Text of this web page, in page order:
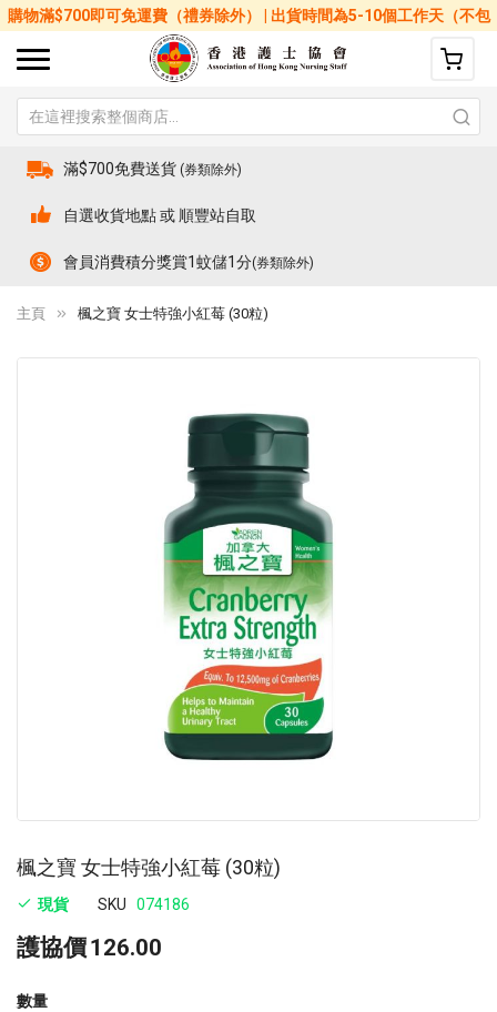
購物滿$700即可免運費（禮券除外） | 出貨時間為5-10個工作天（不包
括星期六、日及公眾假期）
滿$700免費送貨 (券類除外)
自選收貨地點 或 順豐站自取
會員消費積分獎賞1蚊儲1分(券類除外)
主頁 楓之寶 女士特強小紅莓 (30粒)
楓之寶 女士特強小紅莓 (30粒)
現貨 SKU 074186
護協價126.00
數量